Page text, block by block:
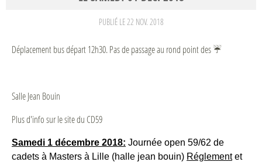
PUBLIÉ LE22 NOV. 2018
Déplacement bus départ 12h30. Pas de passage au rond point des ☔️
Salle Jean Bouin
Plus d'info sur le site du CD59
Samedi 1 décembre 2018: Journée open 59/62 de
cadets à Masters à Lille (halle jean bouin) Réglementet